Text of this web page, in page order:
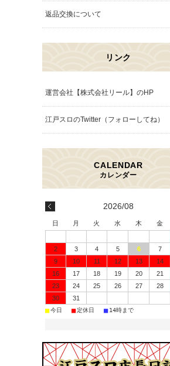
返品交換について
リンク
運営会社【株式会社リール】のHP
江戸スロのTwitter（フォローしてね）
2026/08
日 月 火 水 木 金
2
3 4 5 6 7
9
10 11 12 13 14
16
17 18 19 20 21
23
24 25 26 27 28
30
31
■今日 ■定休日 ■ 14時まで